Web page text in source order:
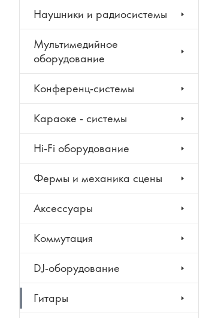
Наушники и радиосистемы
Мультимедийное
оборудование
Конференц-системы
Караоке - системы
Hi-Fi оборудование
Фермы и механика сцены
Аксессуары
Коммутация
DJ-оборудование
Гитары